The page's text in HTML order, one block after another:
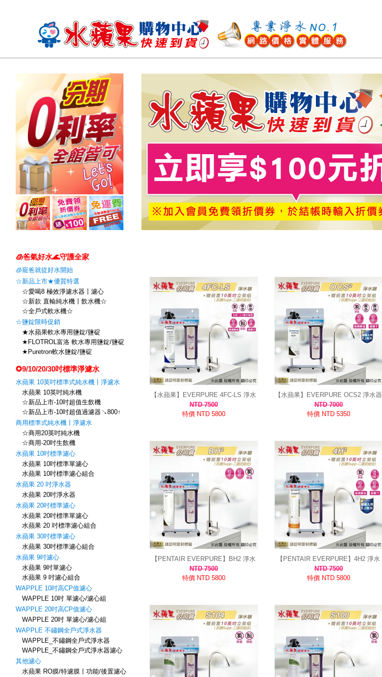
🧊爸氣好水🌊守護全家
🧊寵爸就從好水開始
☆新品上市★優質特選
☆愛喝8 極效淨濾水器〡濾心
☆新款 直輸純水機〡飲水機☆
☆全戶式軟水機☆
☆鹽錠限時促銷
★水蘋果軟水專用鹽錠/鹽碇
★FLOTROL富洛 軟水專用鹽錠/鹽碇
★Puretron軟水鹽錠/鹽碇
✪9/10/20/30吋標準淨濾水
水蘋果 10英吋標準式純水機〡淨濾水
水蘋果 10英吋純水機
☆新品上市-10吋超值生飲機
☆新品上市-10吋超值過濾器↘800↑
商用標準式純水機〡淨濾水
☆商用20英吋純水機
☆商用-20吋生飲機
水蘋果 10吋標準濾心
水蘋果 10吋標準單濾心
水蘋果 10吋標準濾心組合
水蘋果 20 吋淨水器
水蘋果 20吋淨水器
水蘋果 20吋標準濾心
水蘋果 20吋標準單濾心
水蘋果 20 吋標準濾心組合
水蘋果 30吋標準濾心
水蘋果 30吋標準濾心組合
水蘋果 9吋濾心
水蘋果 9吋單濾心
水蘋果 9 吋濾心組合
WAPPLE 10吋高CP值濾心
WAPPLE 10吋 單濾心/濾心組
WAPPLE 20吋高CP值濾心
WAPPLE 20吋 單濾心/濾心組
WAPPLE 不鏽鋼全戶式淨水器
WAPPLE_不鏽鋼全戶式淨水器
WAPPLE_不鏽鋼全戶式淨水器濾心
其他濾心
水蘋果 RO膜/特濾膜〡功能/後置濾心
【水蘋果】EVERPURE 4FC-LS 淨水
器 (除鉛/抑垢/銀離子) 0.5微米過濾 公
司貨
NTD 7500
特價 NTD 5800
【水蘋果】EVERPURE OCS2 淨水器
濾心 組合 0.2微米高精度過濾 (抑垢抑
菌/公司貨)
NTD 7000
特價 NTD 5350
【PENTAIR EVERPURE】BH2 淨水
濾心 除氯/異味/0.5微米｜7人以上適用
水蘋果
NTD 7500
特價 NTD 5800
【PENTAIR EVERPURE】4H2 淨水
濾心 0.2微米極致過濾｜水蘋果公司貨
NTD 7500
特價 NTD 5800